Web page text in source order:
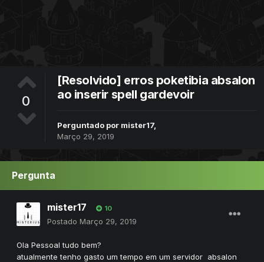
0
[Resolvido] erros poketibia absalon
ao inserir spell gardevoir
Perguntado por mister17,
Março 29, 2019
Pergunta
mister17 10
Postado Março 29, 2019
Ola Pessoal tudo bem?
atualmente tenho gasto um tempo em um servidor absalon